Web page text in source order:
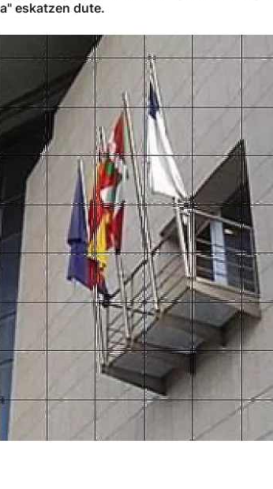
eskatzen dute.